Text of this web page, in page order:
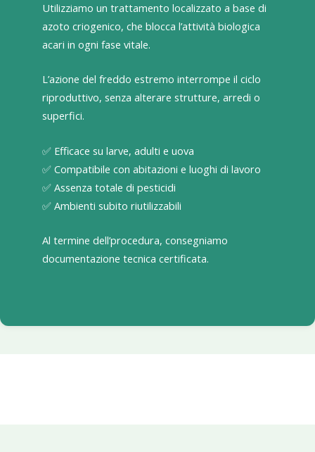
Utilizziamo un trattamento localizzato a base di
azoto criogenico, che blocca l’attività biologica
acari in ogni fase vitale.
L’azione del freddo estremo interrompe il ciclo
riproduttivo, senza alterare strutture, arredi o
superfici.
✅ Efficace su larve, adulti e uova
✅ Compatibile con abitazioni e luoghi di lavoro
✅ Assenza totale di pesticidi
✅ Ambienti subito riutilizzabili
Al termine dell’procedura, consegniamo
documentazione tecnica certificata.